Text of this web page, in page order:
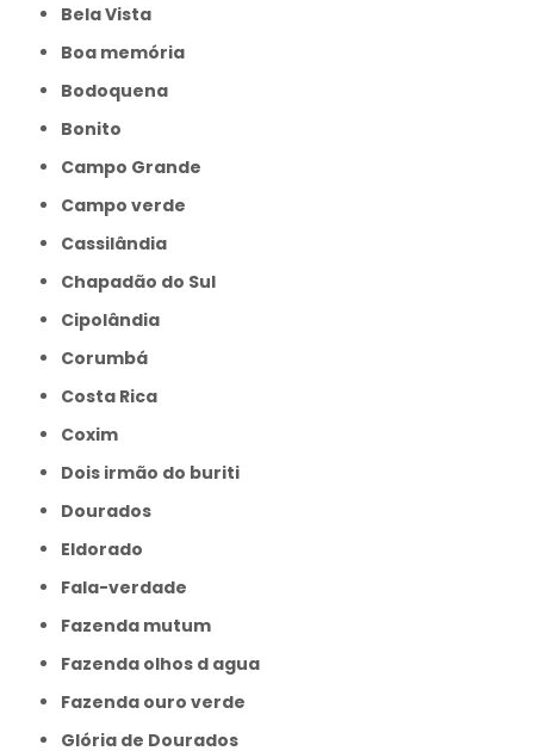
Bela Vista
Boa memória
Bodoquena
Bonito
Campo Grande
Campo verde
Cassilândia
Chapadão do Sul
Cipolândia
Corumbá
Costa Rica
Coxim
Dois irmão do buriti
Dourados
Eldorado
Fala-verdade
Fazenda mutum
Fazenda olhos d agua
Fazenda ouro verde
Glória de Dourados